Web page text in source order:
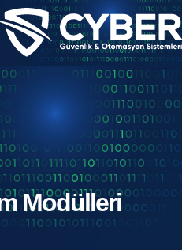
Modülleri